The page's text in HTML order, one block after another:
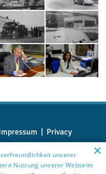
| Privacy
×
unserer
Nutzung unserer Webseite